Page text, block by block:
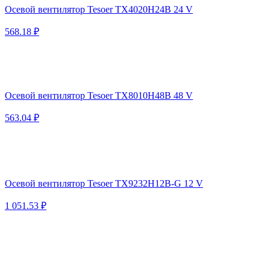
Осевой вентилятор Tesoer TX4020H24B 24 V
568.18 ₽
Осевой вентилятор Tesoer TX8010H48B 48 V
563.04 ₽
Осевой вентилятор Tesoer TX9232H12B-G 12 V
1 051.53 ₽